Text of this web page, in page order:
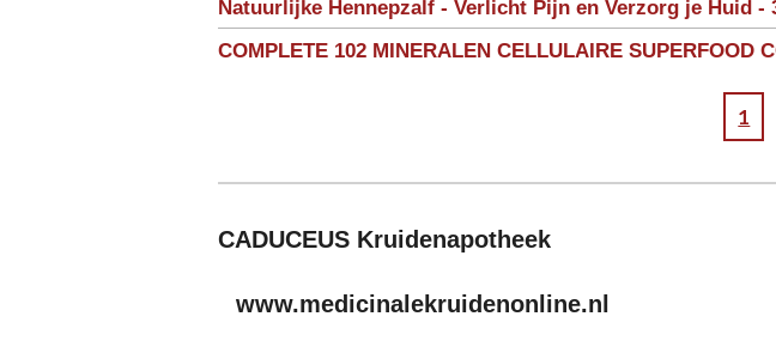
Natuurlijke Hennepzalf - Verlicht Pijn en Verzorg je Huid -
COMPLETE 102 MINERALEN CELLULAIRE SUPERFOOD
1
CADUCEUS Kruidenapotheek
www.medicinalekruidenonline.nl